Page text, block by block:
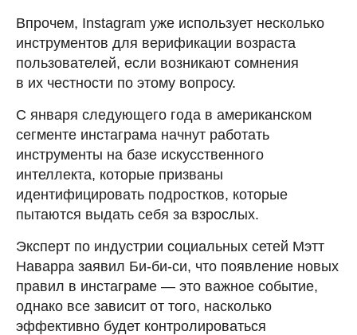
Впрочем, Instagram уже использует несколько
инструментов для верификации возраста
пользователей, если возникают сомнения
в их честности по этому вопросу.
С января следующего года в американском
сегменте инстаграма начнут работать
инструменты на базе искусственного
интеллекта, которые призваны
идентифицировать подростков, которые
пытаются выдать себя за взрослых.
Эксперт по индустрии социальных сетей Мэтт
Наварра заявил Би-би-си, что появление новых
правил в инстаграме — это важное событие,
однако все зависит от того, насколько
эффективно будет контролироваться